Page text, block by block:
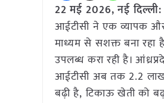
22 मई 2026, नई दिल्ली:
आईटीसी ने एक व्यापक और
माध्यम से सशक्त बना रहा
उपलब्ध करा रही है।
आईटीसी अब तक 2.2 लाख
बढ़ी है, टिकाऊ खेती को